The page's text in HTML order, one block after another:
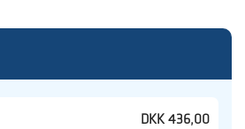
DKK 436,00